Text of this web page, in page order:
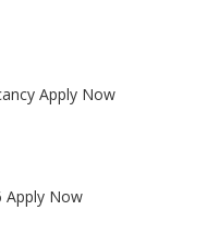
Apply Now
Apply Now